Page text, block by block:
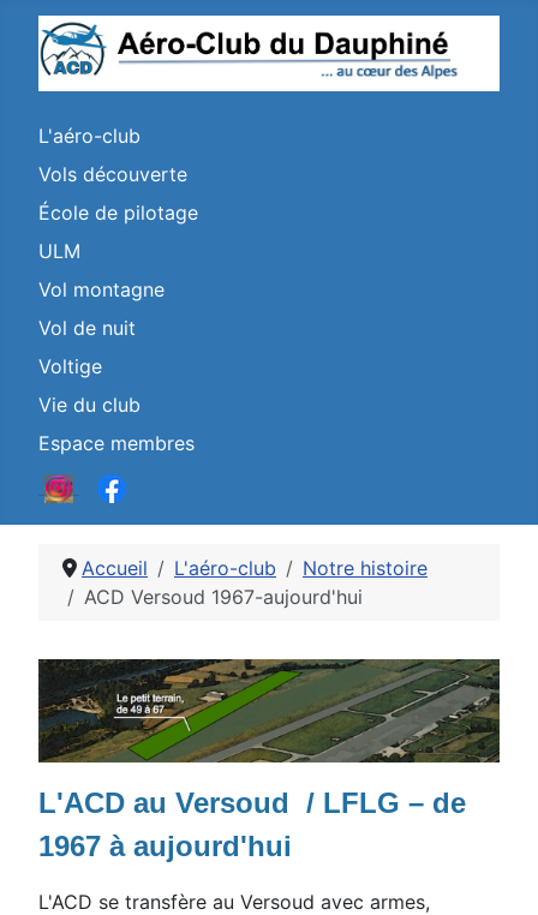
L'aéro-club
Vols découverte
École de pilotage
ULM
Vol montagne
Vol de nuit
Voltige
Vie du club
Espace membres
Accueil L'aéro-club
Notre histoire
ACD Versoud 1967-aujourd'hui
Détails
L'ACD au Versoud / LFLG – de
1967 à aujourd'hui
L'ACD se transfère au Versoud avec armes,